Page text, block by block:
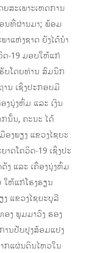
ສະເພາະເຫດການ
ນທີ່ຜ່ານມາ; ພ້ອມ
າແຫ່ງຊາດ ຍັງໄດ້ນຳ
-19 ມອບໃຫ້ແກ່
ບໂດຍທ່ານ ສົມນຶກ
ານ ເຊິ່ງປະກອບມີ
ອງນຸ່ງຫົ່ມ ແລະ ເງິນ
ກນັ້ນ, ຄະນະ ໄດ້
ອງພຽງ ແຂວງໄຊຍະ
າດໂຄວິດ-19 ເຊິ່ງປະ
ງ ແລະ ເຄື່ອງນຸ່ງຫົ່ມ
ໃຫ້ແກ່ໂຮງຮຽນ
ງ ແຂວງໄຊຍະບູລີ
ງ ພູມມາວົງ ຮອງ
ການປັບປຸງສ້ອມແປງ
ກແຜນດນໄຫວໃນ